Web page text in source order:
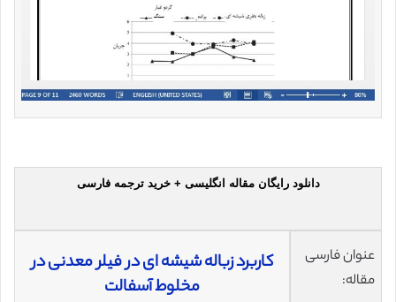
دانلود رایگان مقاله انگلیسی + خرید ترجمه فارسی
عنوان فارسی
مقاله:
کاربرد زباله شیشه ای در فیلر معدنی در
مخلوط آسفالت